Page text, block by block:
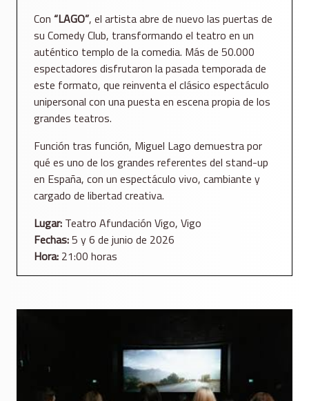
Con “LAGO”, el artista abre de nuevo las puertas de
su Comedy Club, transformando el teatro en un
auténtico templo de la comedia. Más de 50.000
espectadores disfrutaron la pasada temporada de
este formato, que reinventa el clásico espectáculo
unipersonal con una puesta en escena propia de los
grandes teatros.
Función tras función, Miguel Lago demuestra por
qué es uno de los grandes referentes del stand-up
en España, con un espectáculo vivo, cambiante y
cargado de libertad creativa.
Lugar: Teatro Afundación Vigo, Vigo
Fechas:5 y 6 de junio de 2026
Hora: 21:00 horas